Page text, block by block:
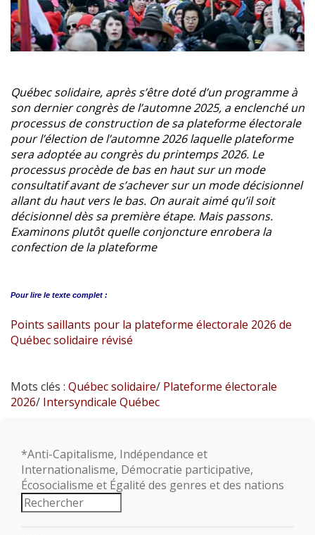
Québec solidaire, après s’être doté d’un programme à
son dernier congrès de l’automne 2025, a enclenché un
processus de construction de sa plateforme électorale
pour l’élection de l’automne 2026 laquelle plateforme
sera adoptée au congrès du printemps 2026. Le
processus procède de bas en haut sur un mode
consultatif avant de s’achever sur un mode décisionnel
allant du haut vers le bas. On aurait aimé qu’il soit
décisionnel dès sa première étape. Mais passons.
Examinons plutôt quelle conjoncture enrobera la
confection de la plateforme
Pour lire le texte complet :
Points saillants pour la plateforme électorale 2026 de
Québec solidaire révisé
Mots clés : Québec solidaire/ Plateforme électorale
2026/ Intersyndicale Québec
*Anti-Capitalisme, Indépendance et
Internationalisme, Démocratie participative,
Écosocialisme et Égalité des genres et des nations